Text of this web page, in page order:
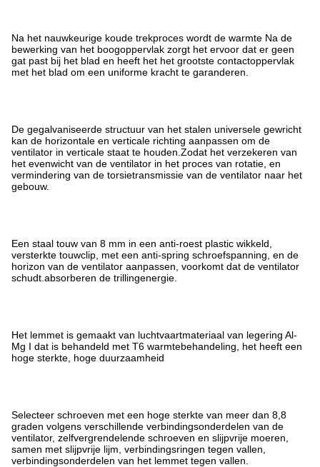
Na het nauwkeurige koude trekproces wordt de warmte Na de
bewerking van het boogoppervlak zorgt het ervoor dat er geen
gat past bij het blad en heeft het het grootste contactoppervlak
met het blad om een uniforme kracht te garanderen.
De gegalvaniseerde structuur van het stalen universele gewricht
kan de horizontale en verticale richting aanpassen om de
ventilator in verticale staat te houden.Zodat het verzekeren van
het evenwicht van de ventilator in het proces van rotatie, en
vermindering van de torsietransmissie van de ventilator naar het
gebouw.
Een staal touw van 8 mm in een anti-roest plastic wikkeld,
versterkte touwclip, met een anti-spring schroefspanning, en de
horizon van de ventilator aanpassen, voorkomt dat de ventilator
schudt.absorberen de trillingenergie.
Het lemmet is gemaakt van luchtvaartmateriaal van legering Al-
Mg I dat is behandeld met T6 warmtebehandeling, het heeft een
hoge sterkte, hoge duurzaamheid
Selecteer schroeven met een hoge sterkte van meer dan 8,8
graden volgens verschillende verbindingsonderdelen van de
ventilator, zelfvergrendelende schroeven en slijpvrije moeren,
samen met slijpvrije lijm, verbindingsringen tegen vallen,
verbindingsonderdelen van het lemmet tegen vallen.